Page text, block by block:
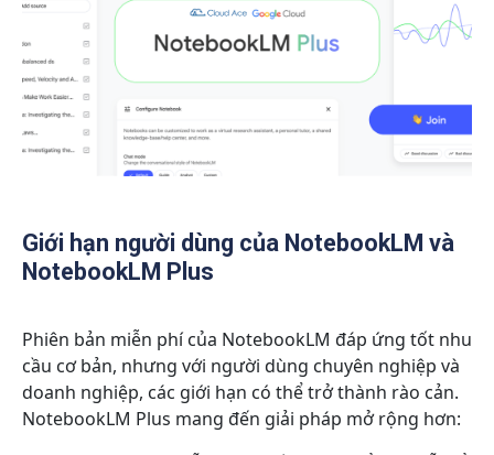
Giới hạn người dùng của NotebookLM và
NotebookLM Plus
Phiên bản miễn phí của NotebookLM đáp ứng tốt nhu
cầu cơ bản, nhưng với người dùng chuyên nghiệp và
doanh nghiệp, các giới hạn có thể trở thành rào cản.
NotebookLM Plus mang đến giải pháp mở rộng hơn: